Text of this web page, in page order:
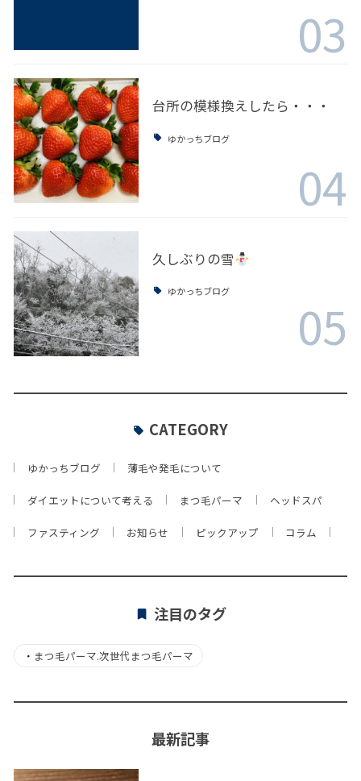
03
台所の模様換えしたら・・・
ゆかっちブログ
04
久しぶりの雪
ゆかっちブログ
05
CATEGORY
ゆかっちブログ 薄毛や発毛について
ダイエットについて考える まつ毛パーマ ヘッドスパ
ファスティング お知らせ ピックアップ コラム
注目のタグ
・ まつ毛パーマ.次世代まつ毛パーマ
最新記事